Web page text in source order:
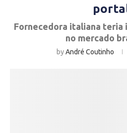
Fornecedora italiana teria
no mercado
byAndré Coutinho